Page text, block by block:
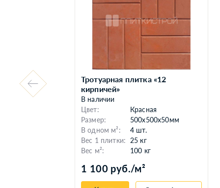
Тротуарная плитка «12
кирпичей»
В наличии
Цвет:
Красная
Размер:
500х500х50мм
В одном м²:
4 шт.
Вес 1 плитки:
25 кг
Вес м²:
100 кг
1 100 руб./м²